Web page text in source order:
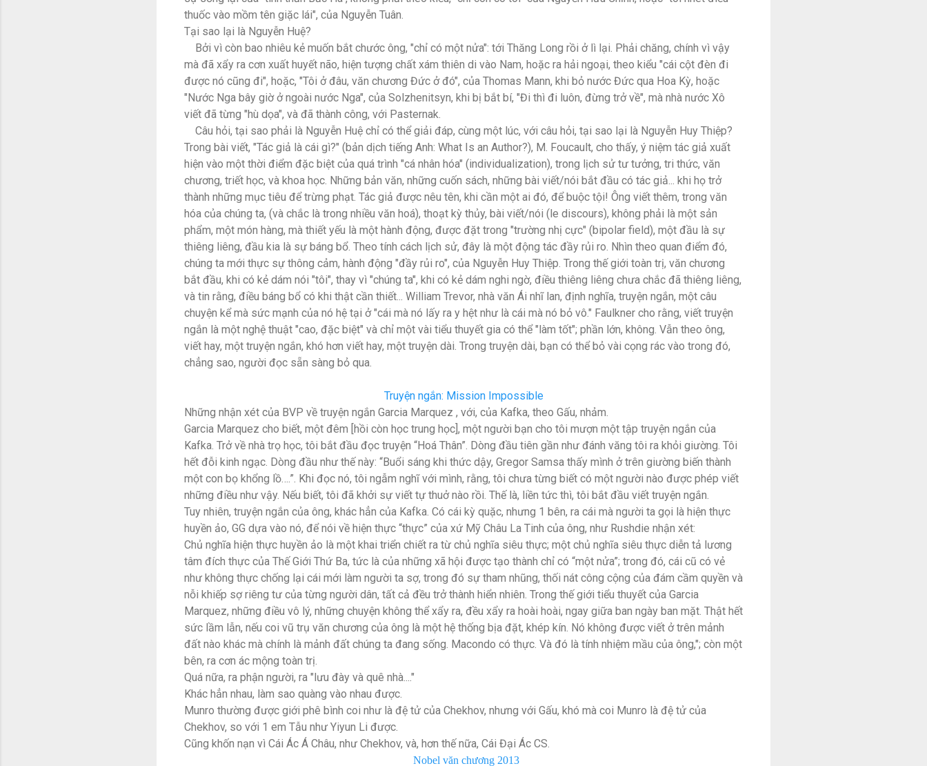
thuốc vào mồm tên giặc lái", của Nguyễn Tuân.
Tại sao lại là Nguyễn Huệ?
Bởi vì còn bao nhiêu kẻ muốn bắt chước ông, "chỉ có một nửa": tới Thăng Long rồi ở lì lại. Phải chăng, chính vì vậy
mà đã xẩy ra cơn xuất huyết não, hiện tượng chất xám thiên di vào Nam, hoặc ra hải ngoại, theo kiểu "cái cột đèn đi
được nó cũng đi", hoặc, "Tôi ở đâu, văn chương Đức ở đó", của Thomas Mann, khi bỏ nước Đức qua Hoa Kỳ, hoặc
"Nước Nga bây giờ ở ngoài nước Nga", của Solzhenitsyn, khi bị bắt bí, "Đi thì đi luôn, đừng trở về", mà nhà nước Xô
viết đã từng "hù dọa", và đã thành công, với Pasternak.
Câu hỏi, tại sao phải là Nguyễn Huệ chỉ có thể giải đáp, cùng một lúc, với câu hỏi, tại sao lại là Nguyễn Huy Thiệp?
Trong bài viết, "Tác giả là cái gì?" (bản dịch tiếng Anh: What Is an Author?), M. Foucault, cho thấy, ý niệm tác giả xuất
hiện vào một thời điểm đặc biệt của quá trình "cá nhân hóa" (individualization), trong lịch sử tư tưởng, tri thức, văn
chương, triết học, và khoa học. Những bản văn, những cuốn sách, những bài viết/nói bắt đầu có tác giả... khi họ trở
thành những mục tiêu để trừng phạt. Tác giả được nêu tên, khi cần một ai đó, để buộc tội! Ông viết thêm, trong văn
hóa của chúng ta, (và chắc là trong nhiều văn hoá), thoạt kỳ thủy, bài viết/nói (le discours), không phải là một sản
phẩm, một món hàng, mà thiết yếu là một hành động, được đặt trong "trường nhị cực" (bipolar field), một đầu là sự
thiêng liêng, đầu kia là sự báng bổ. Theo tính cách lịch sử, đây là một động tác đầy rủi ro. Nhìn theo quan điểm đó,
chúng ta mới thực sự thông cảm, hành động "đầy rủi ro", của Nguyễn Huy Thiệp. Trong thế giới toàn trị, văn chương
bắt đầu, khi có kẻ dám nói "tôi", thay vì "chúng ta", khi có kẻ dám nghi ngờ, điều thiêng liêng chưa chắc đã thiêng liêng,
và tin rằng, điều báng bổ có khi thật cần thiết... William Trevor, nhà văn Ái nhĩ lan, định nghĩa, truyện ngắn, một câu
chuyện kể mà sức mạnh của nó hệ tại ở "cái mà nó lấy ra y hệt như là cái mà nó bỏ vô." Faulkner cho rằng, viết truyện
ngắn là một nghệ thuật "cao, đặc biệt" và chỉ một vài tiểu thuyết gia có thể "làm tốt"; phần lớn, không. Vẫn theo ông,
viết hay, một truyện ngắn, khó hơn viết hay, một truyện dài. Trong truyện dài, bạn có thể bỏ vài cọng rác vào trong đó,
chẳng sao, người đọc sẵn sàng bỏ qua.
Truyện ngắn: Mission Impossible
Những nhận xét của BVP về truyện ngắn Garcia Marquez , với, của Kafka, theo Gấu, nhảm.
Garcia Marquez cho biết, một đêm [hồi còn học trung học], một người bạn cho tôi mượn một tập truyện ngắn của
Kafka. Trở về nhà trọ học, tôi bắt đầu đọc truyện “Hoá Thân”. Dòng đầu tiên gần như đánh văng tôi ra khỏi giường. Tôi
hết đỗi kinh ngạc. Dòng đầu như thế này: “Buổi sáng khi thức dậy, Gregor Samsa thấy mình ở trên giường biến thành
một con bọ khổng lồ….”. Khi đọc nó, tôi ngẫm nghĩ với mình, rằng, tôi chưa từng biết có một người nào được phép viết
những điều như vậy. Nếu biết, tôi đã khởi sự viết tự thuở nào rồi. Thế là, liền tức thì, tôi bắt đầu viết truyện ngắn.
Tuy nhiên, truyện ngắn của ông, khác hẳn của Kafka. Có cái kỳ quặc, nhưng 1 bên, ra cái mà người ta gọi là hiện thực
huyền ảo, GG dựa vào nó, để nói về hiện thực “thực” của xứ Mỹ Châu La Tinh của ông, như Rushdie nhận xét:
Chủ nghĩa hiện thực huyền ảo là một khai triển chiết ra từ chủ nghĩa siêu thực; một chủ nghĩa siêu thực diễn tả lương
tâm đích thực của Thế Giới Thứ Ba, tức là của những xã hội được tạo thành chỉ có “một nửa”; trong đó, cái cũ có vẻ
như không thực chống lại cái mới làm người ta sợ, trong đó sự tham nhũng, thối nát công cộng của đám cầm quyền và
nỗi khiếp sợ riêng tư của từng người dân, tất cả đều trở thành hiển nhiên. Trong thế giới tiểu thuyết của Garcia
Marquez, những điều vô lý, những chuyện không thể xẩy ra, đều xẩy ra hoài hoài, ngay giữa ban ngày ban mặt. Thật hết
sức lầm lẫn, nếu coi vũ trụ văn chương của ông là một hệ thống bịa đặt, khép kín. Nó không được viết ở trên mảnh
đất nào khác mà chính là mảnh đất chúng ta đang sống. Macondo có thực. Và đó là tính nhiệm mầu của ông,"; còn một
bên, ra cơn ác mộng toàn trị.
Quá nữa, ra phận người, ra "lưu đày và quê nhà...."
Khác hẳn nhau, làm sao quàng vào nhau được.
Munro thường được giới phê bình coi như là đệ tử của Chekhov, nhưng với Gấu, khó mà coi Munro là đệ tử của
Chekhov, so với 1 em Tẫu như Yiyun Li được.
Cũng khốn nạn vì Cái Ác Á Châu, như Chekhov, và, hơn thế nữa, Cái Đại Ác CS.
Nobel văn chương 2013